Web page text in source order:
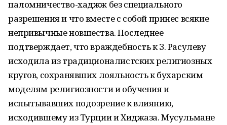
паломничество-хаджж без специального
разрешения и что вместе с собой принес всякие
непривычные новшества. Последнее
подтверждает, что враждебность к З. Расулеву
исходила из традиционалистских религиозных
кругов, сохранявших лояльность к бухарским
моделям религиозности и обучения и
испытывавших подозрение к влиянию,
исходившему из Турции и Хиджаза. Мусульмане